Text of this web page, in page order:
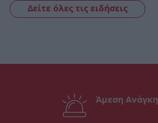
Δείτε όλες τις ειδήσεις
Άμεση Ανάγκη